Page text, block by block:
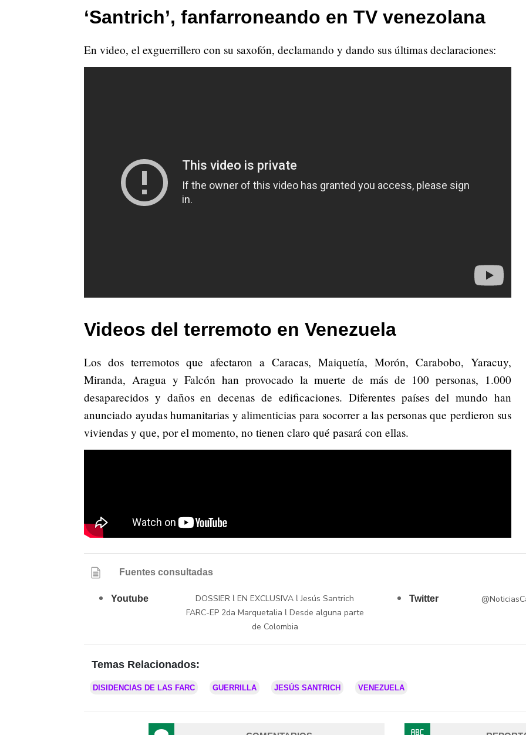
‘Santrich’, fanfarroneando en TV venezolana
En video, el exguerrillero con su saxofón, declamando y dando sus últimas declaraciones:
Videos del terremoto en Venezuela
Los dos terremotos que afectaron a Caracas, Maiquetía, Morón, Carabobo, Yaracuy,
Miranda, Aragua y Falcón han provocado la muerte de más de 100 personas, 1.000
desaparecidos y daños en decenas de edificaciones. Diferentes países del mundo han
anunciado ayudas humanitarias y alimenticias para socorrer a las personas que perdieron sus
viviendas y que, por el momento, no tienen claro qué pasará con ellas.
Fuentes consultadas
Youtube
DOSSIER Ɩ EN EXCLUSIVA Ɩ Jesús Santrich
FARC-EP 2da Marquetalia Ɩ Desde alguna parte
de Colombia
Twitter
Temas Relacionados:
DISIDENCIAS DE LAS FARC GUERRILLA JESÚS SANTRICH VENEZUELA